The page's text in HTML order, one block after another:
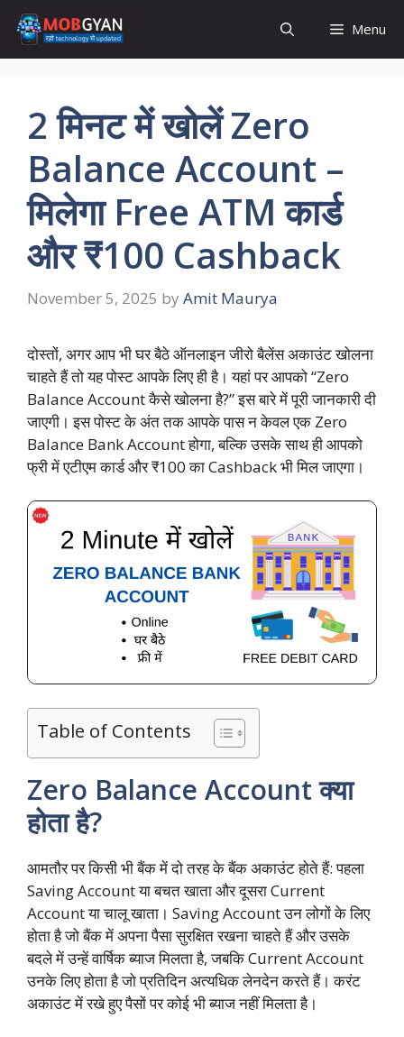
Skip
content
Menu
2 मिनट में खोलें Zero
Balance Account –
मिलेगा Free ATM कार्ड
और ₹100 Cashback
November 5, 2025 by Amit Maurya
दोस्तों, अगर आप भी घर बैठे ऑनलाइन जीरो बैलेंस अकाउंट खोलना
चाहते हैं तो यह पोस्ट आपके लिए ही है। यहां पर आपको “Zero
Balance Account कैसे खोलना है?” इस बारे में पूरी जानकारी दी
जाएगी। इस पोस्ट के अंत तक आपके पास न केवल एक Zero
Balance Bank Account होगा, बल्कि उसके साथ ही आपको
फ्री में एटीएम कार्ड और ₹100 का Cashback भी मिल जाएगा।
Table of Contents
Zero Balance Account क्या
होता है?
आमतौर पर किसी भी बैंक में दो तरह के बैंक अकाउंट होते हैं: पहला
Saving Account या बचत खाता और दूसरा Current
Account या चालू खाता। Saving Account उन लोगों के लिए
होता है जो बैंक में अपना पैसा सुरक्षित रखना चाहते हैं और उसके
बदले में उन्हें वार्षिक ब्याज मिलता है, जबकि Current Account
उनके लिए होता है जो प्रतिदिन अत्यधिक लेनदेन करते हैं। करंट
अकाउंट में रखे हुए पैसों पर कोई भी ब्याज नहीं मिलता है।